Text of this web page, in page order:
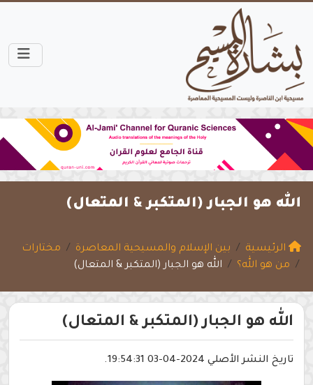
الله هو الجبار (المتكبر & المتعال)
الرئيسية بين الإسلام والمسيحية المعاصرة
مختارات
من هو الله؟
الله هو الجبار (المتكبر & المتعال)
الله هو الجبار (المتكبر & المتعال)
تاريخ النشر الأصلي 2024-04-03 19:54:31.